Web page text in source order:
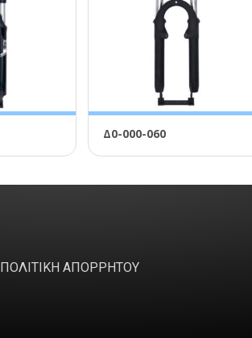
Δ0-000-060
ΠΟΛΙΤΙΚΗ ΑΠΟΡΡΗΤΟΥ